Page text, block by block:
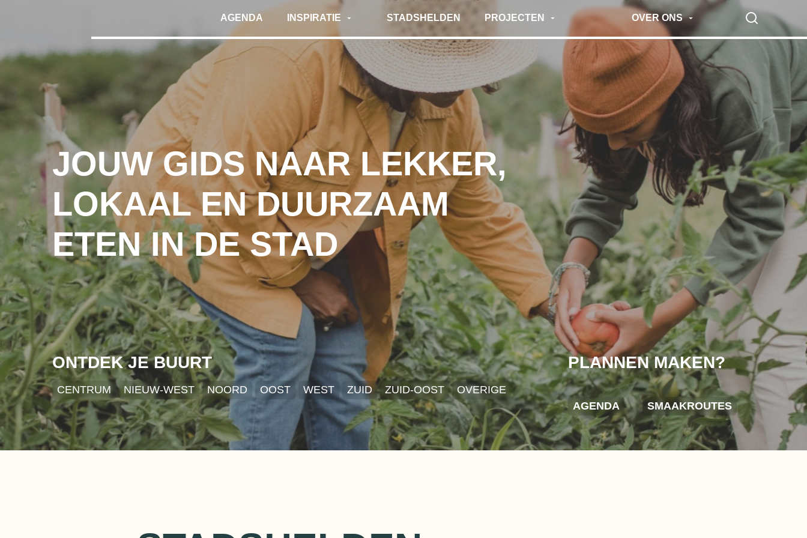
content
AGENDA INSPIRATIE
STADSVERHALEN
TIPS
COMPOSTEREN
STADSHELDEN PROJECTEN
MOESTUINEN VOOR MOKUM
SMAAKROUTES
OVER ONS
VOOR ONDERNEMERS
NIEUWSBRIEF
Search
JOUW GIDS NAAR LEKKER,
LOKAAL EN DUURZAAM
ETEN IN DE STAD
ONTDEK JE BUURT
CENTRUM NIEUW-WEST NOORD OOST WEST ZUID ZUID-OOST OVERIGE
PLANNEN MAKEN?
AGENDA SMAAKROUTES